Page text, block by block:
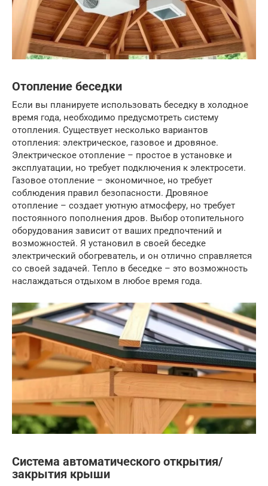
Отопление беседки
Если вы планируете использовать беседку в холодное
время года, необходимо предусмотреть систему
отопления. Существует несколько вариантов
отопления: электрическое, газовое и дровяное.
Электрическое отопление – простое в установке и
эксплуатации, но требует подключения к электросети.
Газовое отопление – экономичное, но требует
соблюдения правил безопасности. Дровяное
отопление – создает уютную атмосферу, но требует
постоянного пополнения дров. Выбор отопительного
оборудования зависит от ваших предпочтений и
возможностей. Я установил в своей беседке
электрический обогреватель, и он отлично справляется
со своей задачей. Тепло в беседке – это возможность
наслаждаться отдыхом в любое время года.
Система автоматического открытия/
закрытия крыши